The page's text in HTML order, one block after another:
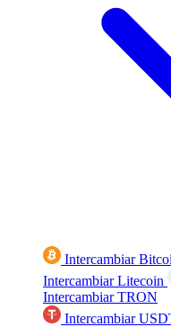
Intercambiar
Intercambiar Litecoin
Intercambiar TRON
Intercambiar